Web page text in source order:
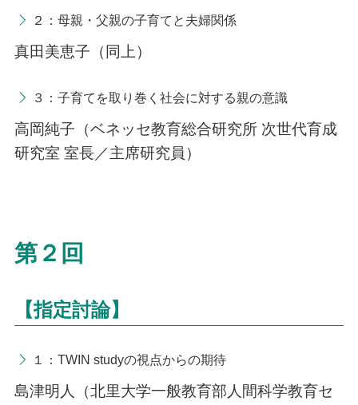
２：母親・父親の子育てと夫婦関係
真田美恵子（同上）
３：子育てを取り巻く社会に対する親の意識
高岡純子（ベネッセ教育総合研究所 次世代育成
研究室 室長／主席研究員）
第２回
【指定討論】
１：TWIN studyの視点からの期待
島津明人（北里大学一般教育部人間科学教育セ